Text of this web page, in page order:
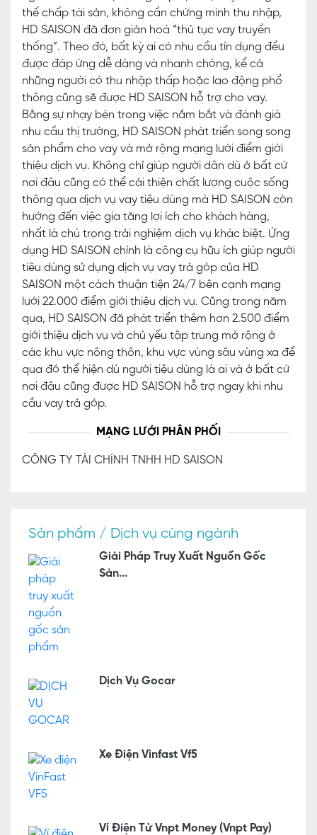
thế chấp tài sản, không cần chứng minh thu nhập,
HD SAISON đã đơn giản hoá “thủ tục vay truyền
thống”. Theo đó, bất kỳ ai có nhu cầu tín dụng đều
được đáp ứng dễ dàng và nhanh chóng, kể cả
những người có thu nhập thấp hoặc lao động phổ
thông cũng sẽ được HD SAISON hỗ trợ cho vay.
Bằng sự nhạy bén trong việc nắm bắt và đánh giá
nhu cầu thị trường, HD SAISON phát triển song song
sản phẩm cho vay và mở rộng mạng lưới điểm giới
thiệu dịch vụ. Không chỉ giúp người dân dù ở bất cứ
nơi đâu cũng có thể cải thiện chất lượng cuộc sống
thông qua dịch vụ vay tiêu dùng mà HD SAISON còn
hướng đến việc gia tăng lợi ích cho khách hàng,
nhất là chú trọng trải nghiệm dịch vụ khác biệt. Ứng
dụng HD SAISON chính là công cụ hữu ích giúp người
tiêu dùng sử dụng dịch vụ vay trả góp của HD
SAISON một cách thuận tiện 24/7 bên cạnh mạng
lưới 22.000 điểm giới thiệu dịch vụ. Cũng trong năm
qua, HD SAISON đã phát triển thêm hơn 2.500 điểm
giới thiệu dịch vụ và chủ yếu tập trung mở rộng ở
các khu vực nông thôn, khu vực vùng sâu vùng xa để
qua đó thể hiện dù người tiêu dùng là ai và ở bất cứ
nơi đâu cũng được HD SAISON hỗ trợ ngay khi nhu
cầu vay trả góp.
MẠNG LƯỚI PHÂN PHỐI
CÔNG TY TÀI CHÍNH TNHH HD SAISON
Sản phẩm / Dịch vụ cùng ngành
Giải Pháp Truy Xuất Nguồn Gốc
Sản...
Dịch Vụ Gocar
Xe Điện Vinfast Vf5
Ví Điện Tử Vnpt Money (Vnpt Pay)